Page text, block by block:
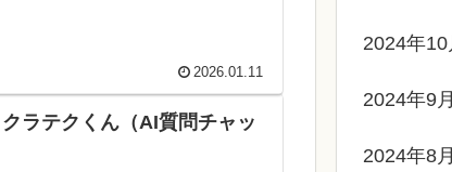
2026.01.11
ラテクくん（AI質問チャッ
2024年10
2024年9月
2024年8月